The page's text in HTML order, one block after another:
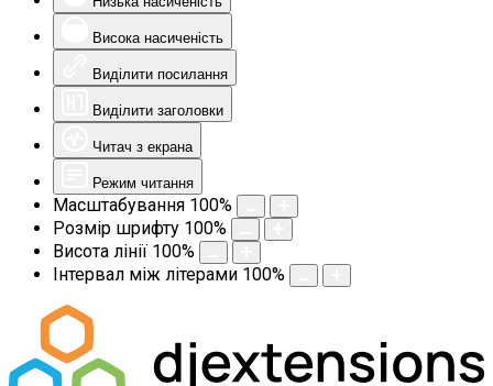
Висока насиченість
Виділити посилання
Виділити заголовки
Читач з екрана
Режим читання
Масштабування 100%
Розмір шрифту 100%
Висота лінії 100%
Інтервал між літерами 100%